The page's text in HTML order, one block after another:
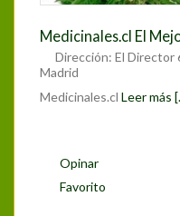
Medicinales.cl El
Dirección:El Director
Madrid
Medicinales.cl Leer más
Opinar
Favorito